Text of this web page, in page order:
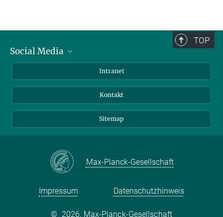
TOP
Social Media
Intranet
Kontakt
Sitemap
Max-Planck-Gesellschaft
Impressum Datenschutzhinweis
© 2026, Max-Planck-Gesellschaft